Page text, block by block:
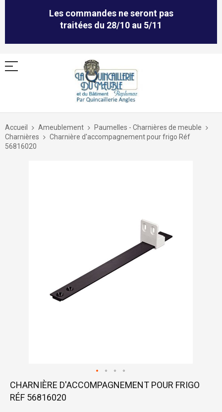
Les commandes ne seront pas
traitées du 28/10 au 5/11
Allez
contenu
Accueil Ameublement
Paumelles - Charnières de meuble
Charnières
Charnière d'accompagnement pour frigo Réf
56816020
Skip
the
CHARNIÈRE D'ACCOMPAGNEMENT POUR FRIGO
RÉF 56816020